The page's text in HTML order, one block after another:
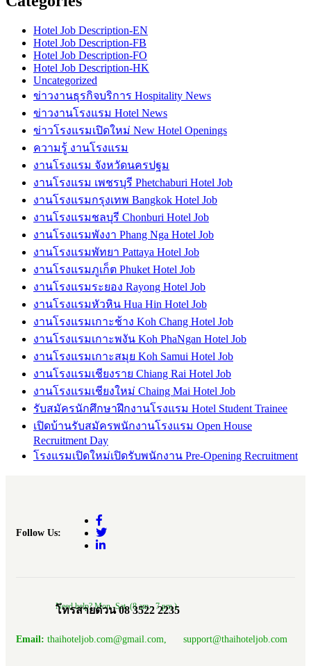
Hotel Job Description-EN
Hotel Job Description-FB
Hotel Job Description-FO
Hotel Job Description-HK
Uncategorized
ข่าวงานธุรกิจบริการ Hospitality News
ข่าวงานโรงแรม Hotel News
ข่าวโรงแรมเปิดใหม่ New Hotel Openings
ความรู้ งานโรงแรม
งานโรงแรม จังหวัดนครปฐม
งานโรงแรม เพชรบุรี Phetchaburi Hotel Job
งานโรงแรมกรุงเทพ Bangkok Hotel Job
งานโรงแรมชลบุรี Chonburi Hotel Job
งานโรงแรมพังงา Phang Nga Hotel Job
งานโรงแรมพัทยา Pattaya Hotel Job
งานโรงแรมภูเก็ต Phuket Hotel Job
งานโรงแรมระยอง Rayong Hotel Job
งานโรงแรมหัวหิน Hua Hin Hotel Job
งานโรงแรมเกาะช้าง Koh Chang Hotel Job
งานโรงแรมเกาะพงัน Koh PhaNgan Hotel Job
งานโรงแรมเกาะสมุย Koh Samui Hotel Job
งานโรงแรมเชียงราย Chiang Rai Hotel Job
งานโรงแรมเชียงใหม่ Chaing Mai Hotel Job
รับสมัครนักศึกษาฝึกงานโรงแรม Hotel Student Trainee
เปิดบ้านรับสมัครพนักงานโรงแรม Open House
Recruitment Day
โรงแรมเปิดใหม่เปิดรับพนักงาน Pre-Opening Recruitment
Follow Us:
Need help? Mon.-Sat. (8 am.- 7 pm.)
โทรสายด่วน 08 3522 2235
Email: thaihoteljob.com@gmail.com, support@thaihoteljob.com